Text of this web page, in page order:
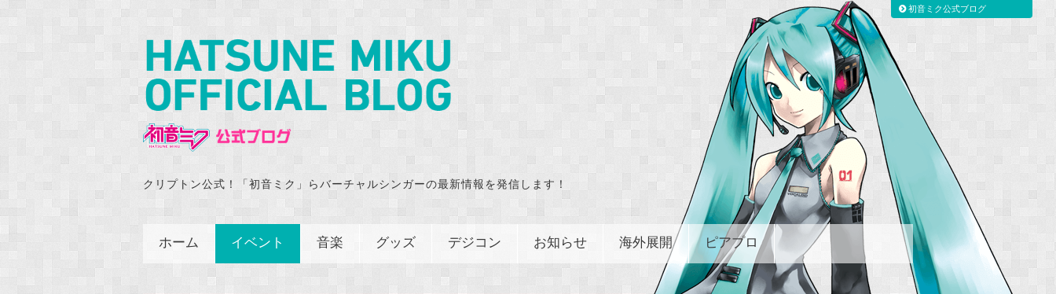
クリプトン公式！「初音ミク」らバーチャルシンガーの最新情報を発信します！
ホーム イベント 音楽 グッズ デジコン お知らせ 海外展開 ピアプロ
初音ミク公式ブログ